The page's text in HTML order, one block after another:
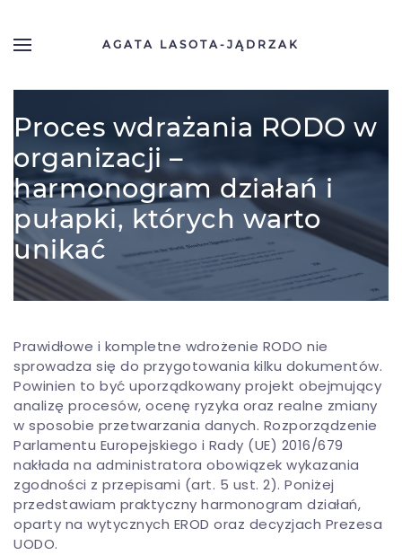
Skip to main content
AGATA LASOTA-JĄDRZAK
28.02.2026
Proces wdrażania RODO w
organizacji –
harmonogram działań i
pułapki, których warto
unikać
Prawidłowe i kompletne wdrożenie RODO nie
sprowadza się do przygotowania kilku dokumentów.
Powinien to być uporządkowany projekt obejmujący
analizę procesów, ocenę ryzyka oraz realne zmiany
w sposobie przetwarzania danych. Rozporządzenie
Parlamentu Europejskiego i Rady (UE) 2016/679
nakłada na administratora obowiązek wykazania
zgodności z przepisami (art. 5 ust. 2). Poniżej
przedstawiam praktyczny harmonogram działań,
oparty na wytycznych EROD oraz decyzjach Prezesa
UODO.